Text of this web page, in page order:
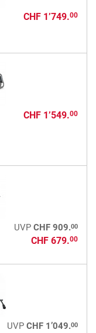
CHF 1’749.00
CHF 1’549.00
UVP CHF 909.00
CHF 679.00
UVP CHF 1’049.00